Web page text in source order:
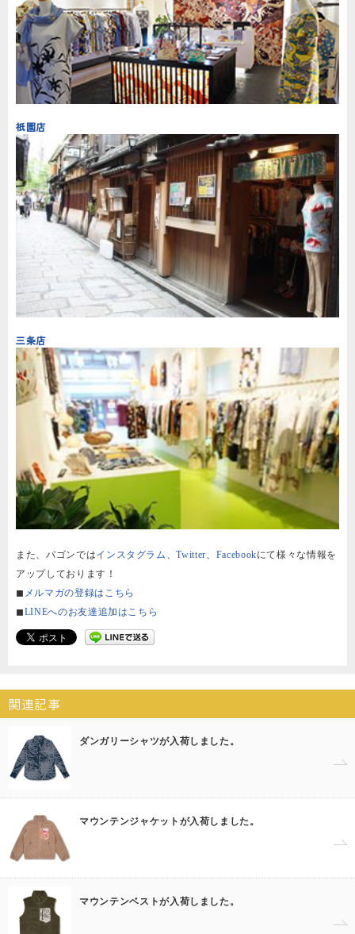
祇園店
三条店
また、パゴンではインスタグラム 、Twitter、 Facebookにて様々な情報を
アップしております！
◼︎ メルマガの登録はこちら
◼︎LINEへのお友達追加はこちら
関連記事
ダンガリーシャツが入荷しました。
マウンテンジャケットが入荷しました。
マウンテンベストが入荷しました。